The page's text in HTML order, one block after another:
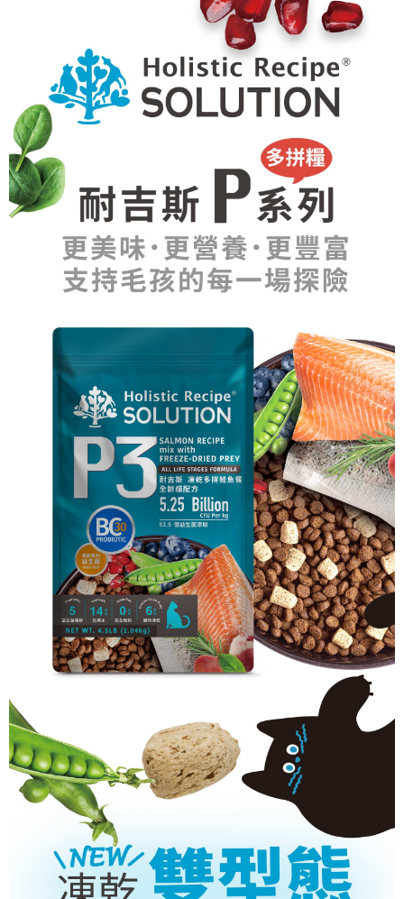
1.分期款項不併入電信帳單，「大哥付你分期」於每月結算日後寄送繳費提
2.透過簡訊連結打開帳單後，可選擇「超商條碼／台灣大直營門市／銀行轉
帳／街口支付／iPASS MONEY」等通路繳費。
【注意事項】
1.本服務係由「台灣大哥大股份有限公司」（以下簡稱本公司）所提供，讓
用戶於交易時，得透過本服務購買商品或服務，並由商店將買賣／分期付款
買賣價金債權讓與本公司後，依約使用本公司帳單繳交帳款。
2.基於同意付款使用「大哥付你分期」之契約關係目的，商店將以您的個人
資料（包含姓名、電話或地址）提供予台灣大哥大進項蒐集、處理及利用，
由本公司與您本人進行分期帳單所需資料之確認、核對及更正。
３．安心：先確認商品／服務後，再付款。
１．於結帳方式選擇「AFTEE先享後付」後，將跳轉至「AFTEE先享後付」
結帳頁面，進行簡訊認證並確認金額後，即可完成結帳。
２．訂單成立數日內，您將收到繳費通知簡訊。
３．收到繳費通知簡訊後14天內，點擊此簡訊中的連結，可透過四大超商／
ATM／網路銀行／等多元方式進行付款，方視為交易完成。
※ 請注意：結帳手續完成當下不需立刻繳費，但若您需要取消訂單，請聯絡
購買商品的店家。未經商家同意取消之訂單仍視為有效，需透過AFTEE先享
後付繳納相關費用。
※ 交易是否成功請以「AFTEE先享後付 」之結帳頁面顯示為準，若有關於
是否繳費成功／繳費後需取消欲退款等相關疑問，請聯繫「AFTEE先享後付
客戶支援中心」https://netprotections.freshdesk.com/support/home
【注意事項】
１．透過由恩沛科技股份有限公司提供之「AFTEE先享後付」服務完成之交
易，需依本服務之必要範圍內提供個人資料，並將交易相關給付款項請求債
https://aftee.tw/terms/#terms3
３．未成年的使用者請事先徵得法定代理人或監護人之同意方可使用
「AFTEE先享後付」，若未經同意申辦者引起之損失，本公司不負相關責
４．使用「AFTEE先享後付」時，將依據個別帳號之用戶狀況，依本公司即
時審查核予不同之上限額度；若仍有額度不足之情形，本公司將視審查結果
請求用戶進行身份認證。
５．嚴禁一人註冊多個帳號或使用他人資訊註冊。若發現惡意使用之情形，
恩沛科技股份有限公司將有權停止該用戶之使用額度並採取法律行動。
每筆NT$95，滿NT$1,000(含以上)免運費
離島宅配
每筆NT$180
貨到付款
每筆NT$95，滿NT$1,000(含以上)免運費